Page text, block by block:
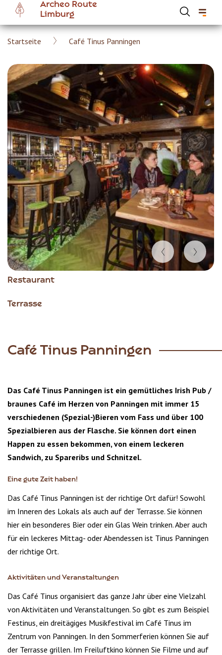
main
content
Archeo Route
Limburg
Breadcrumb
Startseite Café Tinus Panningen
Restaurant
Terrasse
Item
of
Café Tinus Panningen
Das Café Tinus Panningen ist ein gemütliches Irish Pub /
braunes Café im Herzen von Panningen mit immer 15
verschiedenen (Spezial-)Bieren vom Fass und über 100
Spezialbieren aus der Flasche. Sie können dort einen
Happen zu essen bekommen, von einem leckeren
Sandwich, zu Spareribs und Schnitzel.
Eine gute Zeit haben!
Das Café Tinus Panningen ist der richtige Ort dafür! Sowohl
im Inneren des Lokals als auch auf der Terrasse. Sie können
hier ein besonderes Bier oder ein Glas Wein trinken. Aber auch
für ein leckeres Mittag- oder Abendessen ist Tinus Panningen
der richtige Ort.
Aktivitäten und Veranstaltungen
Das Café Tinus organisiert das ganze Jahr über eine Vielzahl
von Aktivitäten und Veranstaltungen. So gibt es zum Beispiel
Festinus, ein dreitägiges Musikfestival im Café Tinus im
Zentrum von Panningen. In den Sommerferien können Sie auf
der Terrasse grillen. Im Freiluftkino können Sie Filme und auf